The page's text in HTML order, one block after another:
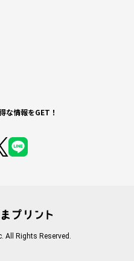
な情報をGET！
All Rights Reserved.